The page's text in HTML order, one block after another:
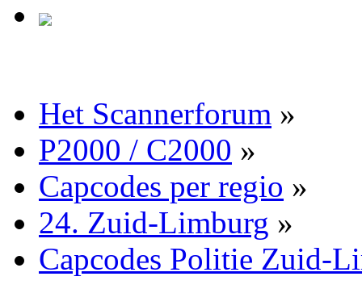
Het Scannerforum »
P2000 / C2000 »
Capcodes per regio »
24. Zuid-Limburg »
Capcodes Politie Zuid-